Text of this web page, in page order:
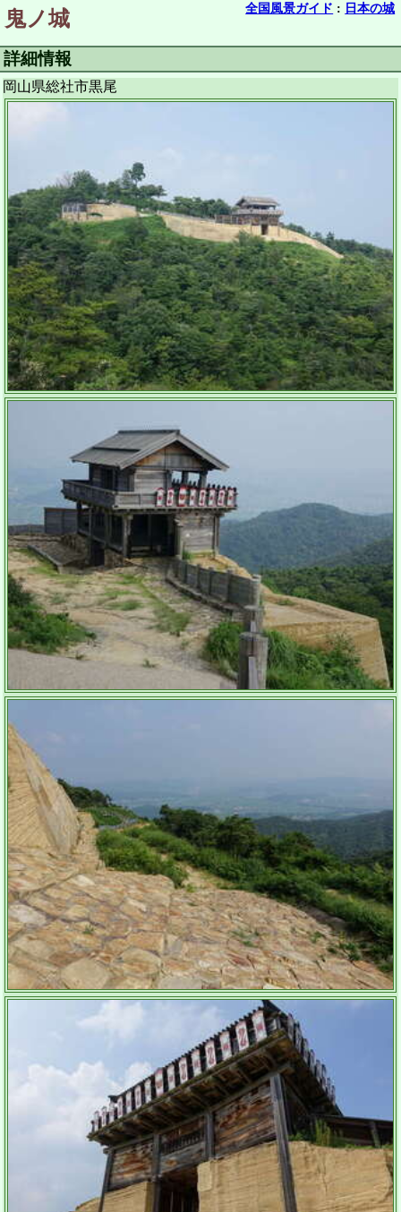
全国風景ガイド : 日本の城
鬼ノ城
詳細情報
岡山県総社市黒尾